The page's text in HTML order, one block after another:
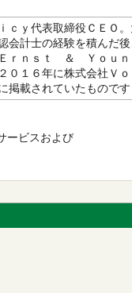
ｃｙ代表取締役ＣＥＯ
会計士の経験を積んだ
ｒｎｓｔ ＆ Ｙｏｕｎ
０１６年に株式会社Ｖ
掲載されていたもので
ービスおよび